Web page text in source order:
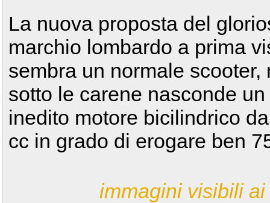
La nuova proposta del
marchio lombardo a prima
sembra un normale scooter,
sotto le carene nasconde un
inedito motore bicilindrico
cc in grado di erogare ben
immagini visibili